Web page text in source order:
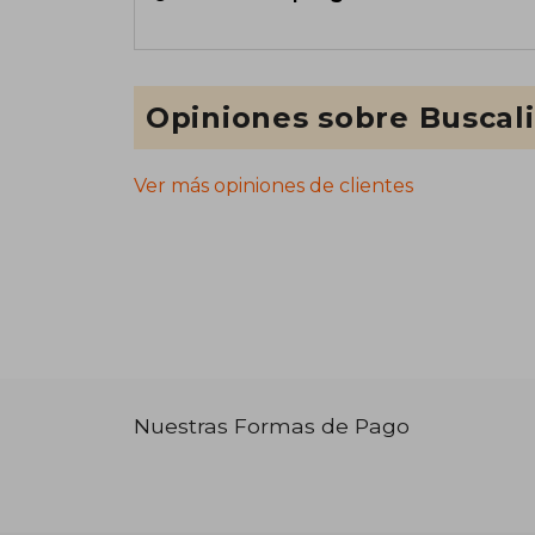
Opiniones sobre
Ver más opiniones de clientes
Nuestras Formas de Pago